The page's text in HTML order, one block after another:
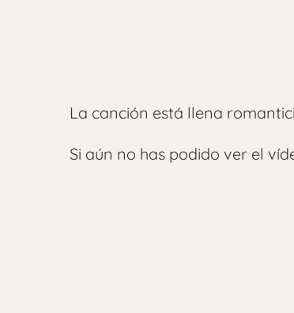
La canción está llena
Si aún no has podido ver el